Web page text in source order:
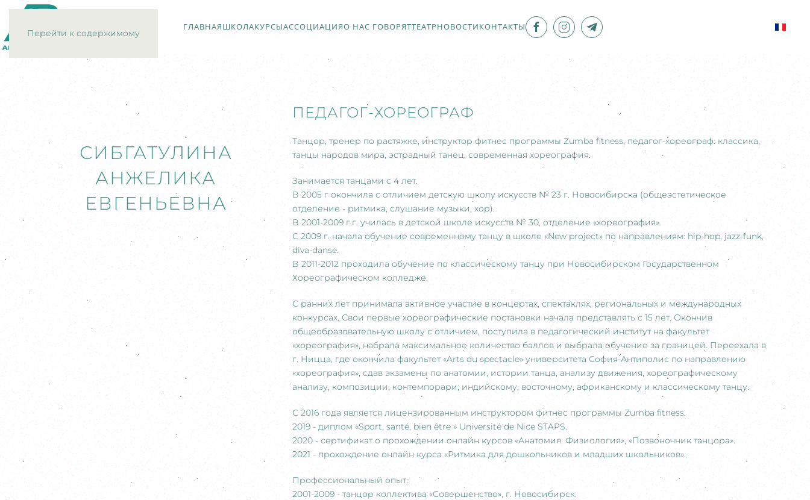
Перейти к содержимому
ГЛАВНАЯ ШКОЛАКУРСЫАССОЦИАЦИЯО НАС ГОВОРЯТТЕАТР НОВОСТИ КОНТАКТЫ
СИБГАТУЛИНА
АНЖЕЛИКА
ЕВГЕНЬЕВНА
ПЕДАГОГ-ХОРЕОГРАФ
Танцор, тренер по растяжке, инструктор фитнес программы Zumba fitness, педагог-хореограф: классика,
танцы народов мира, эстрадный танец, современная хореография.
Занимается танцами с 4 лет.
В 2005 г окончила с отличием детскую школу искусств № 23 г. Новосибирска (общеэстетическое
отделение - ритмика, слушание музыки, хор).
В 2001-2009 г.г. училась в детской школе искусств № 30, отделение «хореография».
С 2009 г. начала обучение современному танцу в школе «New project» по направлениям: hip-hop, jazz-funk,
diva-danse.
В 2011-2012 проходила обучение по классическому танцу при Новосибирском Государственном
Хореографическом колледже.
С ранних лет принимала активное участие в концертах, спектаклях, региональных и международных
конкурсах. Свои первые хореографические постановки начала представлять с 15 лет. Окончив
общеобразовательную школу с отличием, поступила в педагогический институт на факультет
«хореография», набрала максимальное количество баллов и выбрала обучение за границей. Переехала в
г. Ницца, где окончила факультет «Arts du spectacle» университета София-Антиполис по направлению
«хореография», сдав экзамены по анатомии, истории танца, анализу движения, хореографическому
анализу, композиции, контемпорари; индийскому, восточному, африканскому и классическому танцу.
С 2016 года является лицензированным инструктором фитнес программы Zumba fitness.
2019 - диплом «Sport, santé, bien être » Université de Nice STAPS.
2020 - сертификат о прохождении онлайн курсов «Анатомия. Физиология», «Позвоночник танцора».
2021 - прохождение онлайн курса «Ритмика для дошкольников и младших школьников».
Профессиональный опыт:
2001-2009 - танцор коллектива «Совершенство», г. Новосибирск.